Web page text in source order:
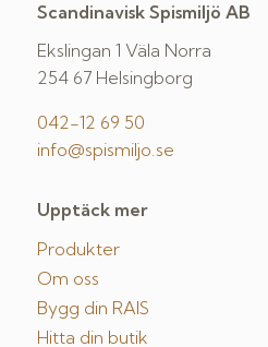
Scandinavisk Spismiljö AB
Ekslingan 1 Väla Norra
254 67 Helsingborg
042-12 69 50
info@spismiljo.se
Upptäck mer
Produkter
Om oss
Bygg din RAIS
Hitta din butik